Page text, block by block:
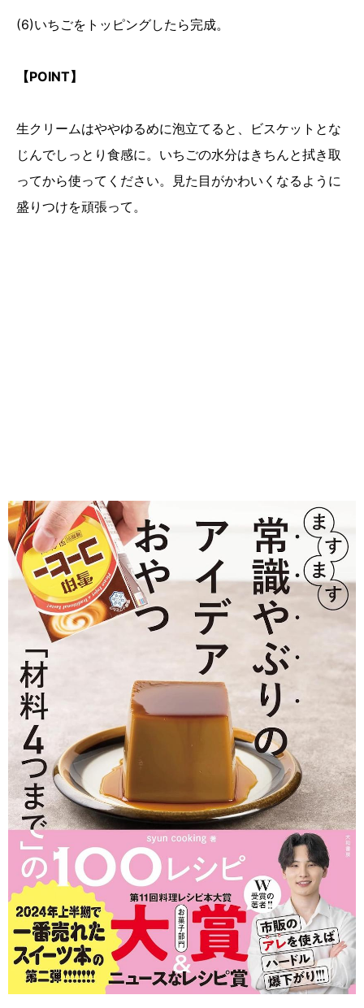
(6)いちごをトッピングしたら完成。
【POINT】
生クリームはややゆるめに泡立てると、ビスケットとな
じんでしっとり食感に。いちごの水分はきちんと拭き取
ってから使ってください。見た目がかわいくなるように
盛りつけを頑張って。